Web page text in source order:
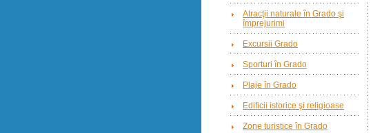
Atracţii naturale în Grado şi
împrejurimi
Excursii Grado
Sporturi în Grado
Plaje în Grado
Edificii istorice şi religioase
Zone turistice în Grado